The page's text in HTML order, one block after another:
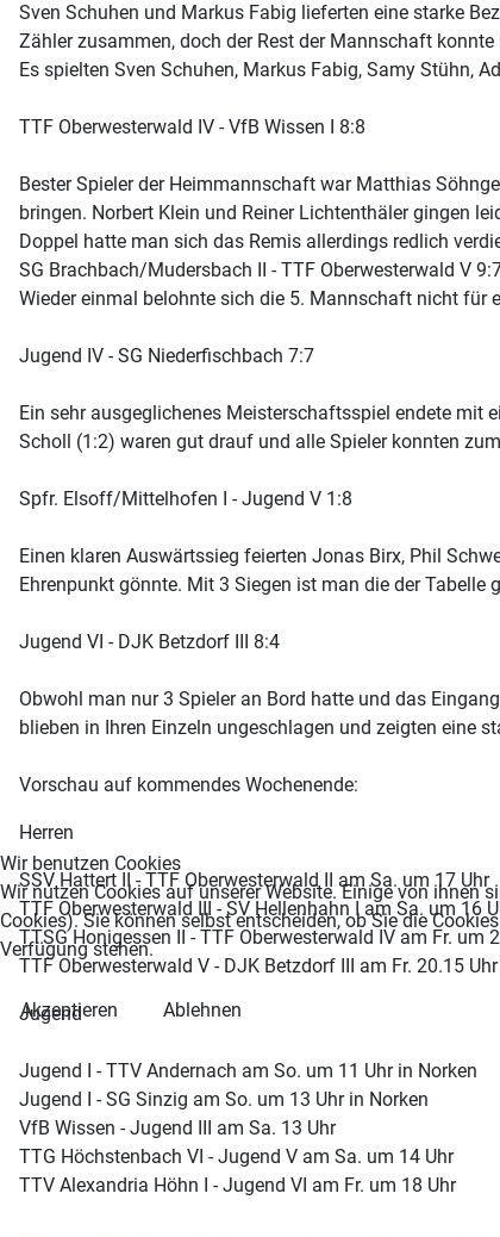
Sven Schuhen und Markus Fabig lieferten eine starke
Zähler zusammen, doch der Rest der Mannschaft
Es spielten Sven Schuhen, Markus Fabig, Samy Stühn,
TTF Oberwesterwald IV - VfB Wissen I 8:8
Bester Spieler der Heimmannschaft war Matthias
bringen. Norbert Klein und Reiner Lichtenthäler gingen
Doppel hatte man sich das Remis allerdings redlich
SG Brachbach/Mudersbach II - TTF Oberwesterwald V
Wieder einmal belohnte sich die 5. Mannschaft nicht für
Jugend IV - SG Niederfischbach 7:7
Ein sehr ausgeglichenes Meisterschaftsspiel endete mit
Scholl (1:2) waren gut drauf und alle Spieler konnten
Spfr. Elsoff/Mittelhofen I - Jugend V 1:8
Einen klaren Auswärtssieg feierten Jonas Birx, Phil
Ehrenpunkt gönnte. Mit 3 Siegen ist man die der
Jugend VI - DJK Betzdorf III 8:4
Obwohl man nur 3 Spieler an Bord hatte und das
blieben in Ihren Einzeln ungeschlagen und zeigten eine
Vorschau auf kommendes Wochenende:
Herren
SSV Hattert II - TTF Oberwesterwald II am Sa. um 17 Uhr
TTF Oberwesterwald III - SV Hellenhahn I am Sa. um 16
TTSG Honigessen II - TTF Oberwesterwald IV am Fr. um
TTF Oberwesterwald V - DJK Betzdorf III am Fr. 20.15
Jugend
Jugend I - TTV Andernach am So. um 11 Uhr in Norken
Jugend I - SG Sinzig am So. um 13 Uhr in Norken
VfB Wissen - Jugend III am Sa. 13 Uhr
TTG Höchstenbach VI - Jugend V am Sa. um 14 Uhr
TTV Alexandria Höhn I - Jugend VI am Fr. um 18 Uhr
Wir benutzen Cookies
Wir nutzen Cookies auf unserer Website. Einige von ihnen
Cookies). Sie können selbst entscheiden, ob Sie die
Verfügung stehen.
Akzeptieren Ablehnen